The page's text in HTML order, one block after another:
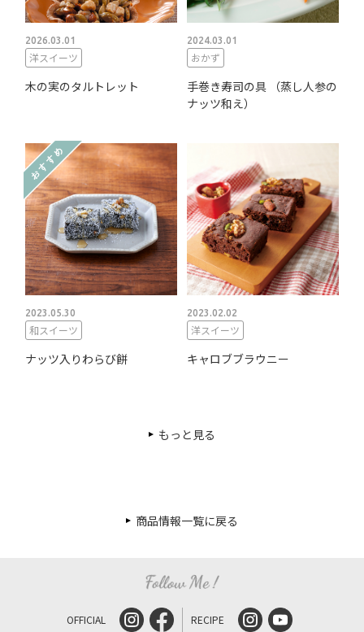
2026.03.01
洋スイーツ
木の実のタルトレット
2024.03.01
おかず
手巻き寿司の具 （蒸し人参の
ナッツ和え）
2023.05.30
和スイーツ
ナッツ入りわらび餅
2023.02.02
洋スイーツ
キャロブブラウニー
もっと見る
商品情報一覧に戻る
OFFICIAL RECIPE